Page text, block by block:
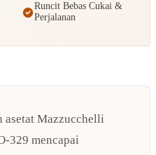
Runcit Bebas Cukai &
Perjalanan
asetat Mazzucchelli
329 mencapai